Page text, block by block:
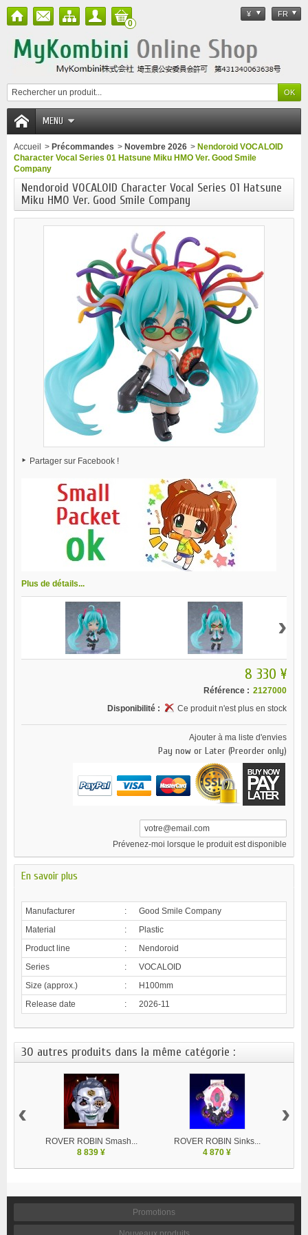
¥ FR
0
MENU
Accueil > Précommandes > Novembre 2026 > Nendoroid VOCALOID
Character Vocal Series 01 Hatsune Miku HMO Ver. Good Smile
Company
Nendoroid VOCALOID Character Vocal Series 01 Hatsune
Miku HMO Ver. Good Smile Company
Partager sur Facebook !
Plus de détails...
›
8 330 ¥
Référence : 2127000
Disponibilité :
Ce produit n'est plus en stock
Ajouter à ma liste d'envies
Pay now or Later (Preorder only)
Prévenez-moi lorsque le produit est disponible
En savoir plus
Manufacturer :
Good Smile Company
Material
:
Plastic
Product line
:
Nendoroid
Series
:
VOCALOID
Size (approx.)
:
H100mm
Release date
: 2026-11
30 autres produits dans la même catégorie :
ROVER ROBIN Smash...
8 839 ¥
ROVER ROBIN Sinks...
4 870 ¥
‹ ›
Promotions